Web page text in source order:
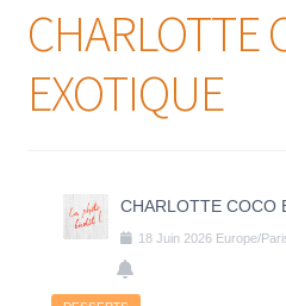
CHARLOTTE
EXOTIQUE
CHARLOTTE COCO
18 Juin 2026 Europe/